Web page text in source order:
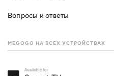
Вопросы и ответы
MEGOGO НА ВСЕХ УСТРОЙСТВАХ